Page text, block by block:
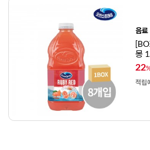
음료
몽
22
적립